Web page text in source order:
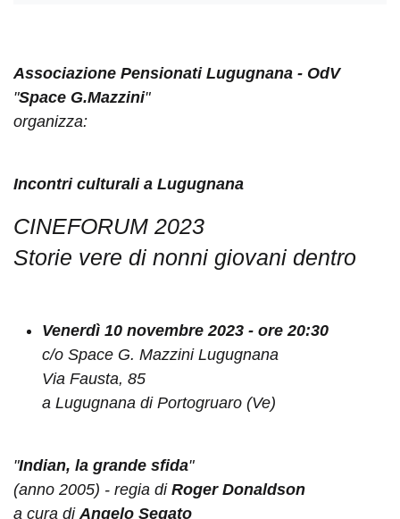
Associazione Pensionati Lugugnana - OdV
"Space G.Mazzini"
organizza:
Incontri culturali a Lugugnana
CINEFORUM 2023
Storie vere di nonni giovani dentro
Venerdì 10 novembre 2023 - ore 20:30
c/o Space G. Mazzini Lugugnana
Via Fausta, 85
a Lugugnana di Portogruaro (Ve)
"Indian, la grande sfida"
(anno 2005) - regia di Roger Donaldson
a cura di Angelo Segato